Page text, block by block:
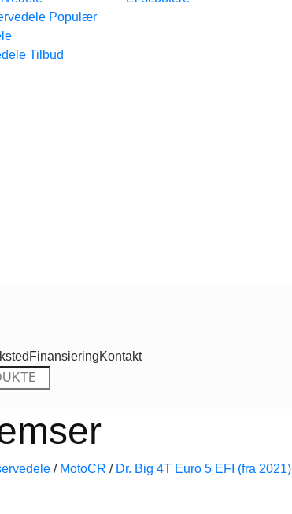
FinansieringKontakt
/ MotoCR / Dr. Big 4T Euro 5 EFI (fra 2021)